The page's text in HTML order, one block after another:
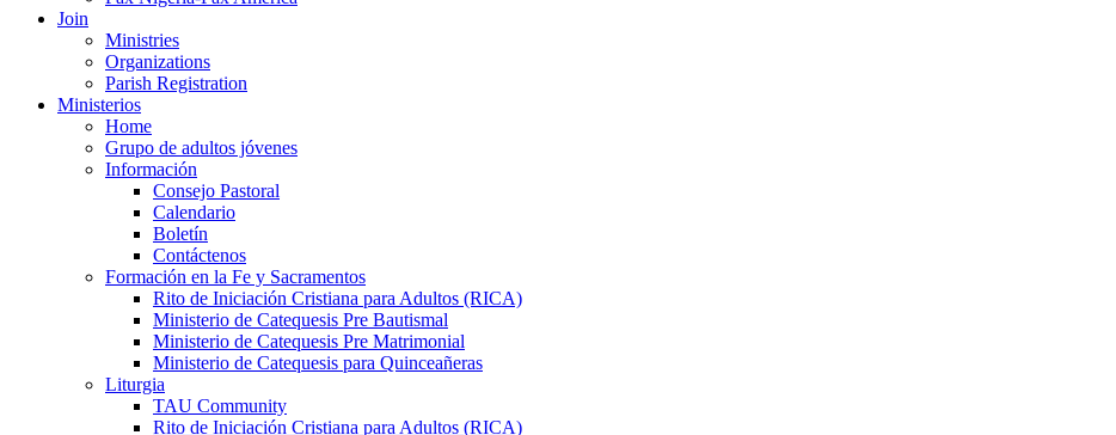
Join
Ministries
Organizations
Parish Registration
Ministerios
Home
Grupo de adultos jóvenes
Información
Consejo Pastoral
Calendario
Boletín
Contáctenos
Formación en la Fe y Sacramentos
Rito de Iniciación Cristiana para Adultos (RICA)
Ministerio de Catequesis Pre Bautismal
Ministerio de Catequesis Pre Matrimonial
Ministerio de Catequesis para Quinceañeras
Liturgia
TAU Community
Rito de Iniciación Cristiana para Adultos (RICA)